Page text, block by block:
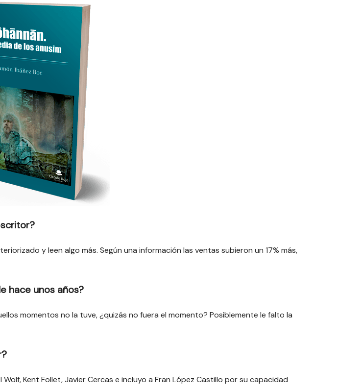
y leen algo más. Según una información las ventas subieron un 17% más,
hace unos años?
momentos no la tuve, ¿quizás no fuera el momento? Posiblemente le falto la
Kent Follet, Javier Cercas e incluyo a Fran López Castillo por su capacidad